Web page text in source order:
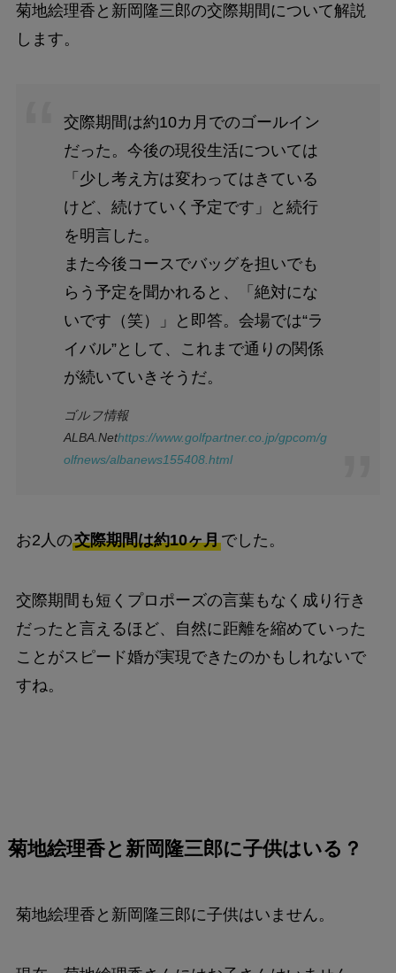
菊地絵理香と新岡隆三郎の交際期間について解説
します。
交際期間は約10カ月でのゴールイン
だった。今後の現役生活については
「少し考え方は変わってはきている
けど、続けていく予定です」と続行
を明言した。
また今後コースでバッグを担いでも
らう予定を聞かれると、「絶対にな
いです（笑）」と即答。会場では“ラ
イバル”として、これまで通りの関係
が続いていきそうだ。
ゴルフ情報
ALBA.Nethttps://www.golfpartner.co.jp/gpcom/g
olfnews/albanews155408.html
お2人の交際期間は約10ヶ月でした。
交際期間も短くプロポーズの言葉もなく成り行き
だったと言えるほど、自然に距離を縮めていった
ことがスピード婚が実現できたのかもしれないで
すね。
菊地絵理香と新岡隆三郎に子供はいる？
菊地絵理香と新岡隆三郎に子供はいません。